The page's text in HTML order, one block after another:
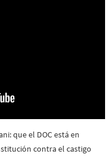
que el DOC está en
contra el castigo